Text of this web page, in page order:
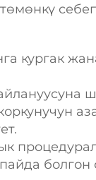
кургак
болгон